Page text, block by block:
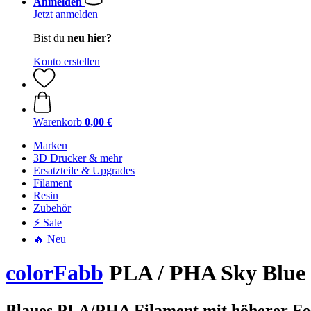
Jetzt anmelden
Bist du neu hier?
Konto erstellen
Warenkorb 0,00 €
Marken
3D Drucker & mehr
Ersatzteile & Upgrades
Filament
Resin
Zubehör
⚡ Sale
🔥 Neu
colorFabb PLA / PHA Sky Blue